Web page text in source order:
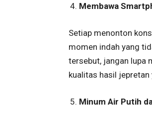
Membawa
Setiap menonton
momen indah yang
tersebut, jangan lupa
kualitas hasil jepretan
Minum Air Putih